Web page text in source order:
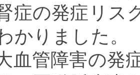
症の発症リス
かりました。
血管障害の発